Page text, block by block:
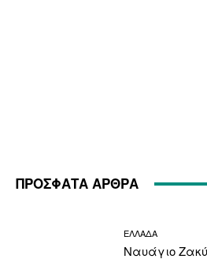
ΠΡΟΣΦΑΤΑ ΑΡΘΡΑ
ΕΛΛΑΔΑ
Ναυάγιο